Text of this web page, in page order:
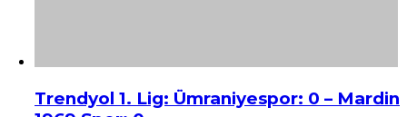
Trendyol 1. Lig: Ümraniyespor: 0 – Mardin